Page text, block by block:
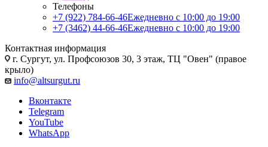
Телефоны
+7 (922) 784-66-46Ежедневно с 10:00 до 19:00
+7 (3462) 44-66-46Ежедневно с 10:00 до 19:00
Контактная информация
г. Сургут, ул. Профсоюзов 30, 3 этаж, ТЦ "Овен" (правое
крыло)
info@altsurgut.ru
Вконтакте
Telegram
YouTube
WhatsApp